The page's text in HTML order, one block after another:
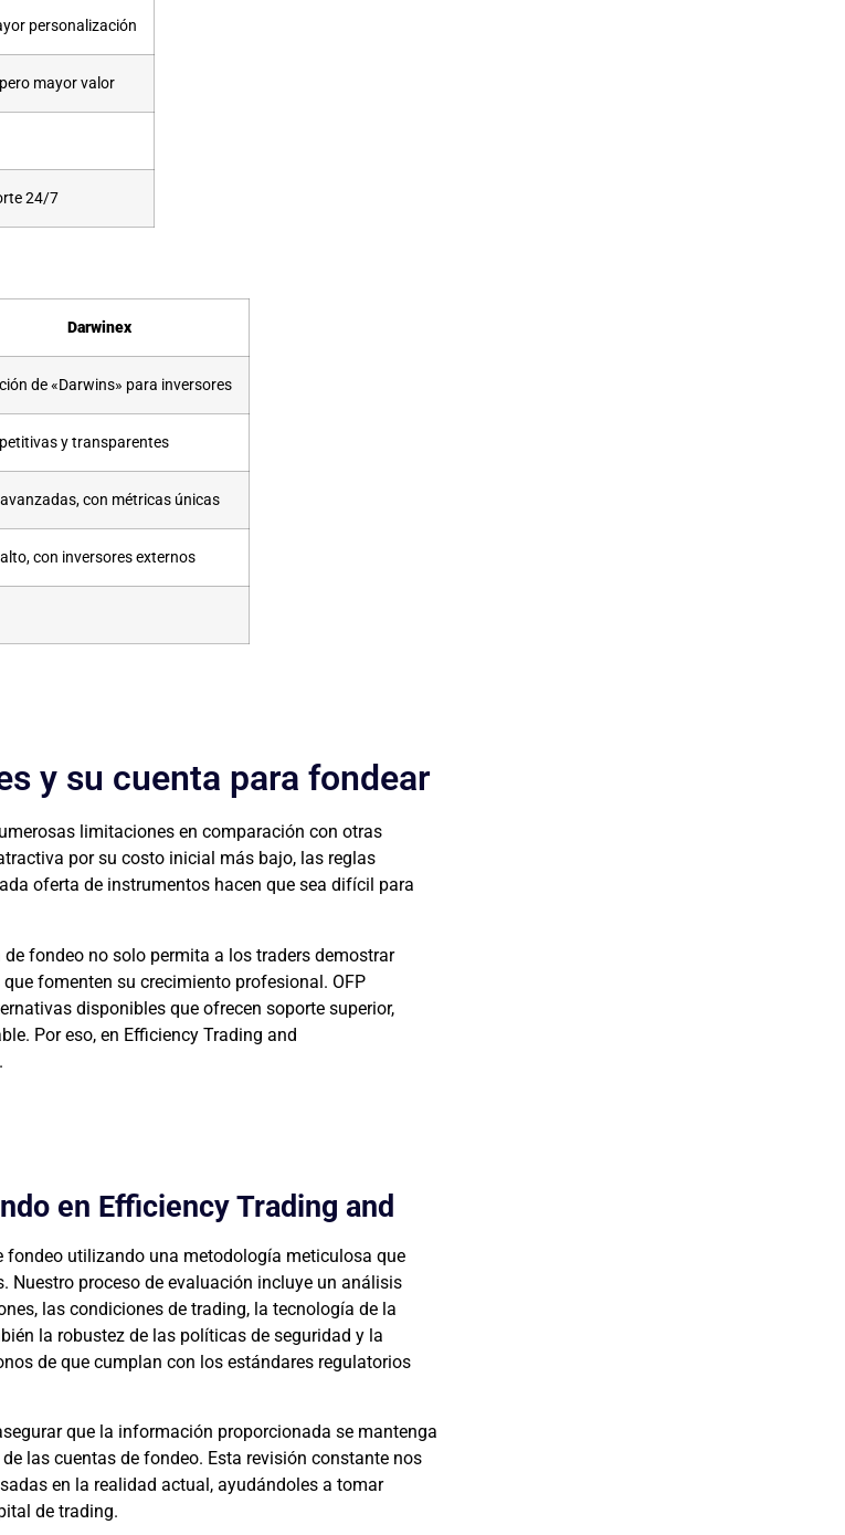
personalización
mayor valor
24/7
Darwinex
de «Darwins» para inversores
y transparentes
con métricas únicas
con inversores externos
y su cuenta para fondear
limitaciones en comparación con otras
por su costo inicial más bajo, las reglas
oferta de instrumentos hacen que sea difícil para
fondeo no solo permita a los traders demostrar
fomenten su crecimiento profesional. OFP
disponibles que ofrecen soporte superior,
Por eso, en Efficiency Trading and
en Efficiency Trading and
fondeo utilizando una metodología meticulosa que
Nuestro proceso de evaluación incluye un análisis
las condiciones de trading, la tecnología de la
la robustez de las políticas de seguridad y la
de que cumplan con los estándares regulatorios
que la información proporcionada se mantenga
las cuentas de fondeo. Esta revisión constante nos
en la realidad actual, ayudándoles a tomar
de trading.